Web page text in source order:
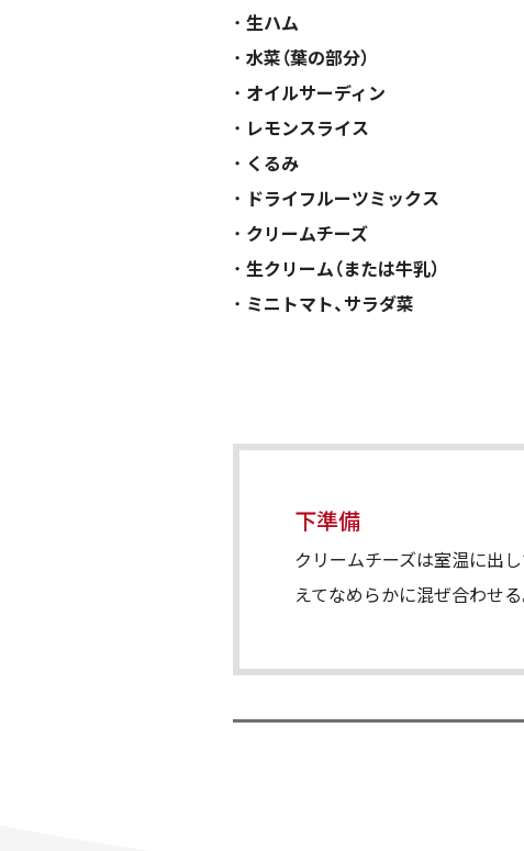
生ハム
水菜（葉の部分）
オイルサーディン
レモンスライス
くるみ
ドライフルーツミックス
クリームチーズ
生クリーム（または牛乳）
ミニトマト、サラダ菜
下準備
クリームチーズは室温に出
えてなめらかに混ぜ合わせる